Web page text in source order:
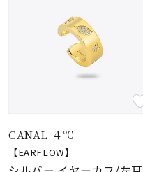
CANAL ４℃
【EARFLOW】